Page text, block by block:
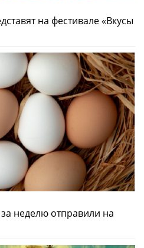
на фестивале «Вкусы
неделю отправили на